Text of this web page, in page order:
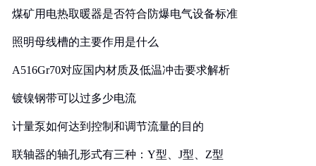
煤矿用电热取暖器是否符合防爆电气设备标准
照明母线槽的主要作用是什么
A516Gr70对应国内材质及低温冲击要求解析
镀镍钢带可以过多少电流
计量泵如何达到控制和调节流量的目的
联轴器的轴孔形式有三种：Y型、J型、Z型